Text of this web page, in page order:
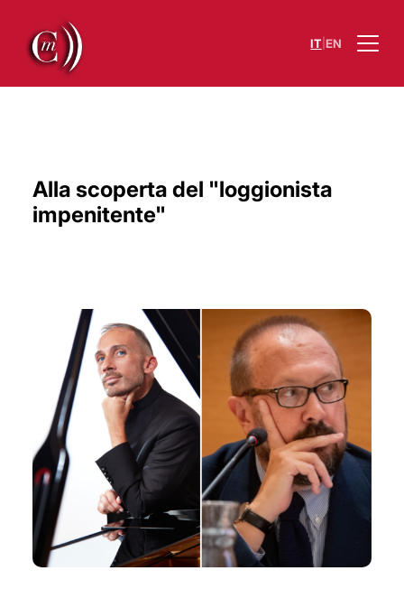
IT EN
Alla scoperta del "loggionista
impenitente"